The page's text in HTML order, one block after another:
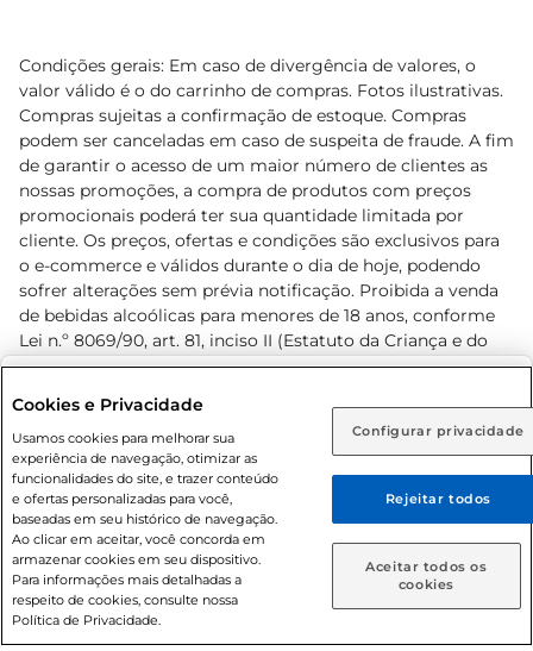
Rio de Janeiro (RJ) Goiás (GO)
Ou
Caso queira comprar online, informe como deseja receber
suas compras:
Entrega em casa Retire em Loja
Condições gerais: Em caso de divergência de valores, o
valor válido é o do carrinho de compras. Fotos ilustrativas.
Compras sujeitas a confirmação de estoque. Compras
podem ser canceladas em caso de suspeita de fraude. A fim
de garantir o acesso de um maior número de clientes as
nossas promoções, a compra de produtos com preços
promocionais poderá ter sua quantidade limitada por
cliente. Os preços, ofertas e condições são exclusivos para
o e-commerce e válidos durante o dia de hoje, podendo
sofrer alterações sem prévia notificação. Proibida a venda
de bebidas alcoólicas para menores de 18 anos, conforme
Lei n.º 8069/90, art. 81, inciso II (Estatuto da Criança e do
Adolescente). Preços e condições exclusivos para o
prévio. O valor mínimo para as compras on-line é de R$
80,00.
© 2026 Copyright. Todos os direitos
reservados Prezunic.
Cookies e Privacidade
Usamos cookies para melhorar sua
experiência de navegação, otimizar as
funcionalidades do site, e trazer conteúdo
e ofertas personalizadas para você,
baseadas em seu histórico de navegação.
Ao clicar em aceitar, você concorda em
armazenar cookies em seu dispositivo.
Para informações mais detalhadas a
respeito de cookies, consulte nossa
Política de Privacidade.
Configurar privacidade
Rejeitar todos
Aceitar todos os
cookies